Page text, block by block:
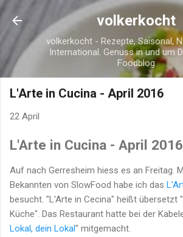
Direkt zum Hauptbereich
volkerkocht
volkerkocht - Rezepte, Saisonal,
International. Genuss in und um
Foodblog
L'Arte in Cucina - April 2016
22 April
L'Arte in Cucina - April 2016
Auf nach Gerresheim hiess es an Freitag.
Bekannten von SlowFood habe ich das
besucht. "L'Arte in Cecina" heißt übersetzt
Küche". Das Restaurant hatte bei der
Lokal, dein Lokal" mitgemacht.